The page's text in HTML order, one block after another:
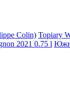
Colin) Topiary
2021 0.75 l